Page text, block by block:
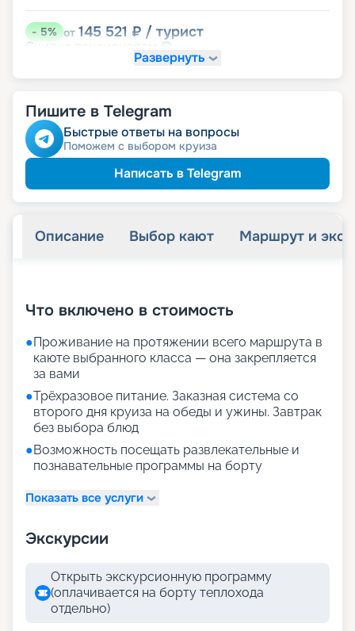
-5% от 145 521 ₽ / турист
Скидка
Развернуть
Пишите в Telegram
Быстрые ответы на вопросы
Поможем с выбором круиза
Написать в Telegram
Описание Выбор кают Маршрут и
Что включено в стоимость
●Проживание на протяжении всего маршрута в
каюте выбранного класса — она закрепляется
за вами
●Трёхразовое питание. Заказная система со
второго дня круиза на обеды и ужины. Завтрак
без выбора блюд
●Возможность посещать развлекательные и
познавательные программы на борту
Показать все услуги
Экскурсии
Открыть экскурсионную программу
(оплачивается на борту теплохода
отдельно)